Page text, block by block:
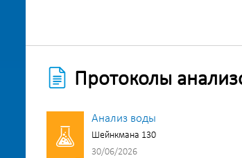
Протоколы
Анализ воды
Шейнкмана 130
30/06/2026